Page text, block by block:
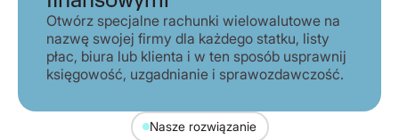
Otwórz specjalne rachunki wielowalutowe na
nazwę swojej firmy dla każdego statku, listy
płac, biura lub klienta i w ten sposób usprawnij
księgowość, uzgadnianie i sprawozdawczość.
Nasze rozwiązanie